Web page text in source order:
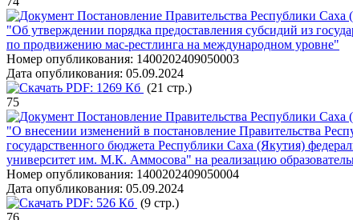
Постановление Правительства Республики
"Об утверждении порядка предоставления субсидий из
по продвижению мас-рестлинга на международном уровне"
Номер опубликования: 1400202409050003
Дата опубликования: 05.09.2024
PDF: 1269 Кб (21 стр.)
75
Постановление Правительства Республики
"О внесении изменений в постановление Правительства
государственного бюджета Республики Саха (Якутия)
университет им. М.К. Аммосова" на реализацию
Номер опубликования: 1400202409050004
Дата опубликования: 05.09.2024
PDF: 526 Кб (9 стр.)
76